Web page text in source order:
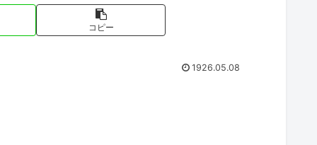
コピー
1926.05.08